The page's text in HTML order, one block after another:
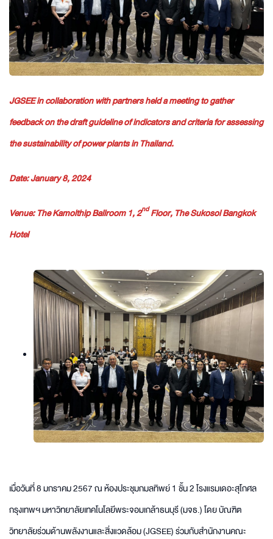
JGSEE in collaboration with partners held a meeting to gather
feedback on the draft guideline of indicators and criteria for assessing
the sustainability of power plants in Thailand.
Date: January 8, 2024
Venue: The Kamolthip Ballroom 1, 2ndFloor, The Sukosol Bangkok
Hotel
เมื่อวันที่ 8 มกราคม 2567 ณ ห้องประชุมกมลทิพย์ 1 ชั้น 2 โรงแรมเดอะสุโกศล
กรุงเทพฯ มหาวิทยาลัยเทคโนโลยีพระจอมเกล้าธนบุรี (มจธ.) โดย บัณฑิต
วิทยาลัยร่วมด้านพลังงานและสิ่งแวดล้อม (JGSEE) ร่วมกับสำนักงานคณะ